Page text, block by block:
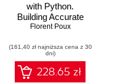
with Python.
Building Accurate
Digital
3D Point Cloud
Workflows
Florent Poux
(161,40 zł najniższa cena z 30
dni)
228.65 zł